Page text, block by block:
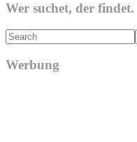
Wer suchet, der findet.
Search
Werbung